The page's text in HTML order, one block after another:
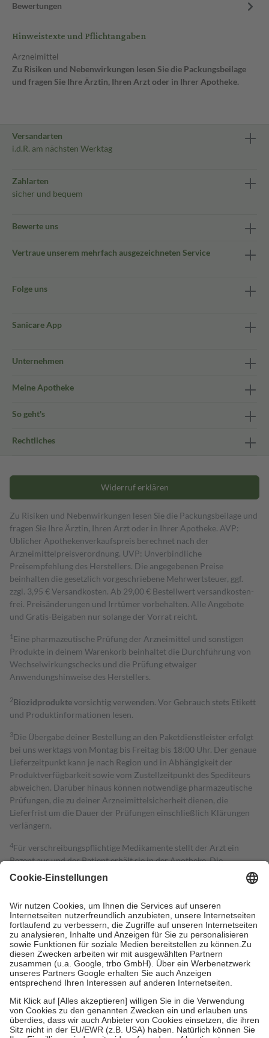
Bewertungen
Hinweistexte und Pflichtangaben
Arzneimittel
Zu Risiken und Nebenwirkungen lesen Sie die Packungsbeilage
und fragen Sie Ihre Ärztin, Ihren Arzt oder in Ihrer Apotheke.
Versandarten
i.d.R. am nächsten Werktag
Zahlarten
sicher und bequem
Bewerte uns
Vertraue unserem mehrfach ausgezeichneten Service
Folge uns
Sanicare App
Unternehmen
Meine Apotheke
So geht's
Rechtliches
Widerruf erklären
Zu Risiken und Nebenwirkungen lesen Sie die Packungsbeilage und
fragen Sie Ihre Ärztin, Ihren Arzt oder in Ihrer Apotheke. AVP:
Üblicher Apothekenverkaufspreis berechnet nach der
Arzneimittelpreisverordnung. UVP: Unverbindliche
Preisempfehlung des Herstellers. Die angegebenen Preise
beinhalten die gesetzlich vorgeschriebene Mehrwertsteuer, ggf.
zzgl. 3,95 € Versandkosten. Ab 29,00 € Bestell­wert versand­kosten­
frei. Preisänderungen und Irrtümer vorbehalten. Alle Angebote
und Gratis-Beigaben nur solange der Vorrat reicht.
1 Eine pharmazeutische Prüfung der Arzneimittel und sonstigen
Produkte in deinem Warenkorb beinhaltet die Durchführung von
Wechselwirkungschecks und die Prüfung etwaiger
Anwendungshinweise des Herstellers.
2Biozidproduktevorsichtig verwenden. Vor Gebrauch stets Etikett
und Produktinformationen lesen.
3Die Übergabe deiner Bestellung an den Paketdienstleister erfolgt
bei uns werktags von Montag bis Freitag bis 18:00 Uhr. Der genaue
Lieferzeitpunkt kann je nach Region und in Abhängigkeit der
Produktverfügbarkeit sowie vom Zustellzeitpunkt des Spediteurs
abweichen. Darüber hinaus können notwendige pharmazeutische
Prüfungen, die zu deiner Arzneimittelsicherheit dienen, die
Lieferfrist um die Dauer der Prüfungen einschließlich Klärungen
verlängern.
4Für verschreibungspflichtige Medikamente stellt der Arzt ein
Rezept aus und der Patient erhält sie in der Apotheke. Die
gesetzliche Krankenversicherung übernimmt in der Regel die
Kosten dafür, der Versicherte trägt einen Teil davon als Zuzahlung
Grundsätzlich leisten Mitglieder Zuzahlungen in Höhe von zehn
Prozent des Abgabepreises,mindestens jedochfünf Euround
höchstens zehn Euro.Es sind jedoch nie mehr als die tatsächlichen
Kosten der Leistung zu entrichten.
Diese Regeln gelten grundsätzlich auch für Online-Apotheken.
Bei Heilmitteln und häuslicher Krankenpflege beträgt die
Zuzahlung zehn Prozent der Kosten sowie zehn Euro je
Verordnung.
Um das Engagement der Versicherten für ihre eigene Gesundheit zu
stärken und die besondere Stellung der Familie zu unterstützen,